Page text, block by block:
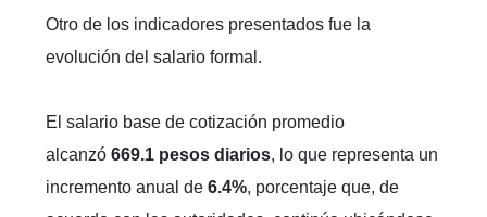
Otro de los indicadores presentados fue la
evolución del salario formal.
El salario base de cotización promedio
alcanzó 669.1 pesos diarios, lo que representa un
incremento anual de 6.4%, porcentaje que, de